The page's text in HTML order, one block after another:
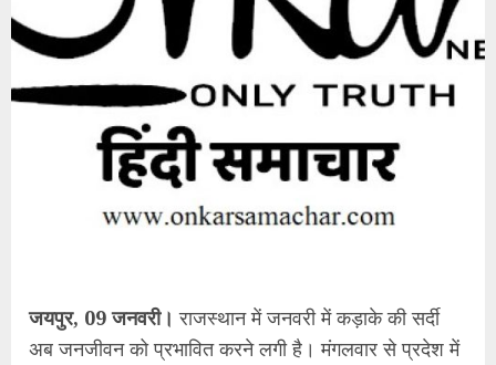
जयपुर, 09 जनवरी। राजस्थान में जनवरी में कड़ाके की सर्दी
अब जनजीवन को प्रभावित करने लगी है। मंगलवार से प्रदेश में